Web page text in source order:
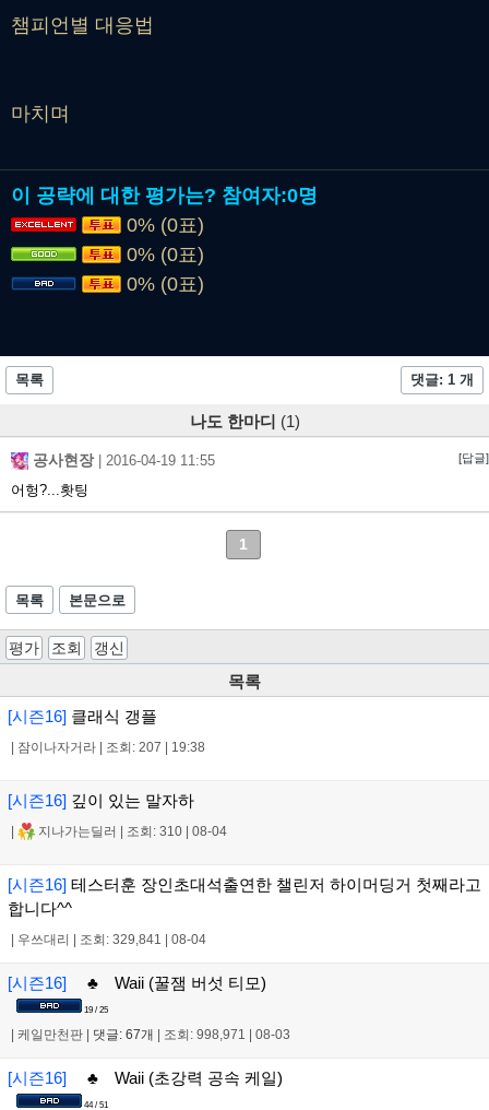
챔피언별 대응법
마치며
이 공략에 대한 평가는? 참여자:0명
0% (0표)
0% (0표)
0% (0표)
목록 댓글: 1 개
나도 한마디 (1)
공사현장| 2016-04-19 11:55 [답글]
어헝?...홧팅
1
목록 본문으로
평가 조회 갱신
목록
[시즌16] 클래식 갱플
| 잠이나자거라 | 조회: 207 | 19:38
[시즌16] 깊이 있는 말자하
| 지나가는딜러 | 조회: 310 | 08-04
[시즌16] 테스터훈 장인초대석출연한 챌린저 하이머딩거 첫째라고
합니다^^
| 우쓰대리 | 조회: 329,841 | 08-04
[시즌16] ♣ Waii (꿀잼 버섯 티모)
19 / 25
케일만천판 댓글: 67개 조회: 998,971 08-03
[시즌16] ♣ Waii (초강력 공속 케일)
44 / 51